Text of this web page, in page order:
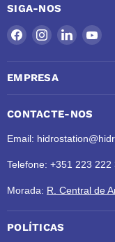
SIGA-NOS
Encontre-
nos
no
Facebook
Encontre-
nos
no
Instagram
Encontre-
nos
no
no
EMPRESA
CONTACTE-NOS
Email:
Telefone: +351 223 222
Morada: R. Central de
POLÍTICAS